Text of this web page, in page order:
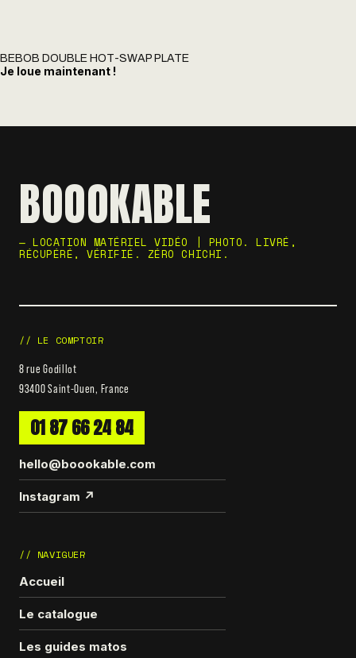
BEBOB DOUBLE HOT-SWAP PLATE
Je loue maintenant !
BOOOKABLE
— LOCATION MATÉRIEL VIDÉO | PHOTO. LIVRÉ,
RÉCUPÉRÉ, VÉRIFIÉ. ZÉRO CHICHI.
// LE COMPTOIR
8 rue Godillot
93400 Saint-Ouen, France
01 87 66 24 84
hello@boookable.com
Instagram ↗
// NAVIGUER
Accueil
Le catalogue
Les guides matos